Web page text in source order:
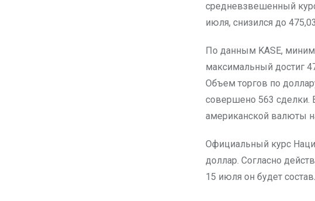
средневзвешенный курс
июля, снизился до
По данным KASE,
максимальный достиг
Объем торгов по
совершено 563 сделки.
американской валюты
Официальный курс
доллар. Согласно
15 июля он будет